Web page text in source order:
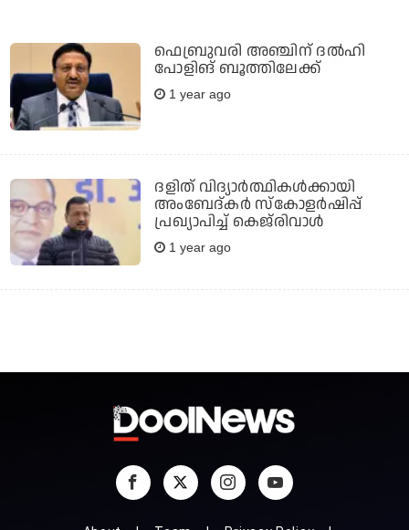
ഫെബ്രുവരി അഞ്ചിന് ദല്‍ഹി
പോളിങ് ബൂത്തിലേക്ക്
1 year ago
ദളിത് വിദ്യാര്‍ത്ഥികള്‍ക്കായി
അംബേദ്കര്‍ സ്‌കോളര്‍ഷിപ്പ്
പ്രഖ്യാപിച്ച് കെജ്‌രിവാൾ
1 year ago